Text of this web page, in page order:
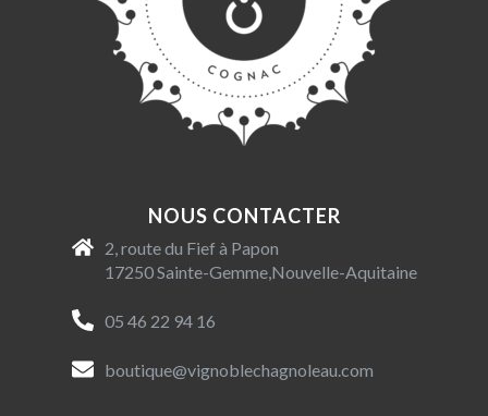
NOUS CONTACTER
2, route du Fief à Papon
17250 Sainte-Gemme,Nouvelle-Aquitaine
05 46 22 94 16
boutique@vignoblechagnoleau.com